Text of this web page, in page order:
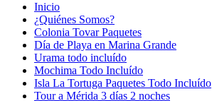
Inicio
¿Quiénes Somos?
Colonia Tovar Paquetes
Día de Playa en Marina Grande
Urama todo incluído
Mochima Todo Incluído
Isla La Tortuga Paquetes Todo Incluído
Tour a Mérida 3 días 2 noches